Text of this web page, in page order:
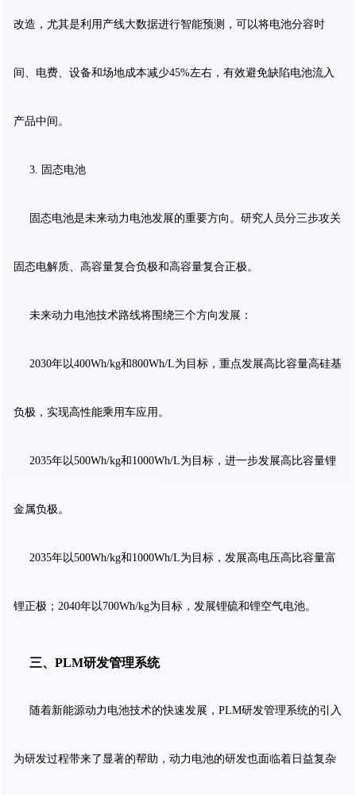
改造，尤其是利用产线大数据进行智能预测，可以将电池分容时
间、电费、设备和场地成本减少45%左右，有效避免缺陷电池流入
产品中间。
3. 固态电池
固态电池是未来动力电池发展的重要方向。研究人员分三步攻关
固态电解质、高容量复合负极和高容量复合正极。
未来动力电池技术路线将围绕三个方向发展：
2030年以400Wh/kg和800Wh/L为目标，重点发展高比容量高硅基
负极，实现高性能乘用车应用。
2035年以500Wh/kg和1000Wh/L为目标，进一步发展高比容量锂
金属负极。
2035年以500Wh/kg和1000Wh/L为目标，发展高电压高比容量富
锂正极；2040年以700Wh/kg为目标，发展锂硫和锂空气电池。
三、PLM研发管理系统
随着新能源动力电池技术的快速发展，PLM研发管理系统的引入
为研发过程带来了显著的帮助，动力电池的研发也面临着日益复杂